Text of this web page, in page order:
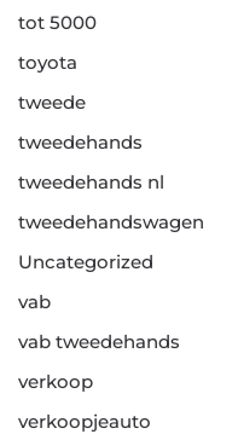
tot 5000
toyota
tweede
tweedehands
tweedehands nl
tweedehandswagen
Uncategorized
vab
vab tweedehands
verkoop
verkoopjeauto